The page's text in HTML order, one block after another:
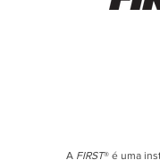
A FIRST® é uma